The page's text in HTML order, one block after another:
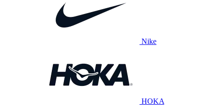
Nike
HOKA